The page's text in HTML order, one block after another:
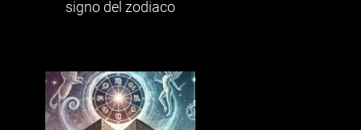
signo del zodiaco